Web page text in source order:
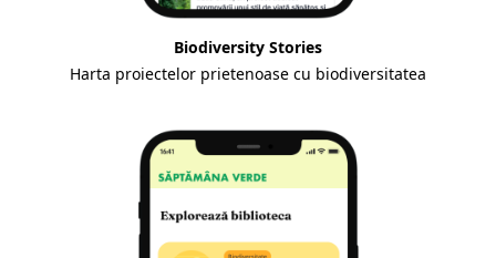
Biodiversity Stories
Harta proiectelor prietenoase cu biodiversitatea